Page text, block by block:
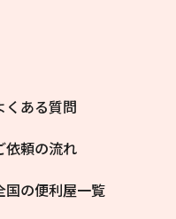
くある質問
依頼の流れ
国の便利屋一覧